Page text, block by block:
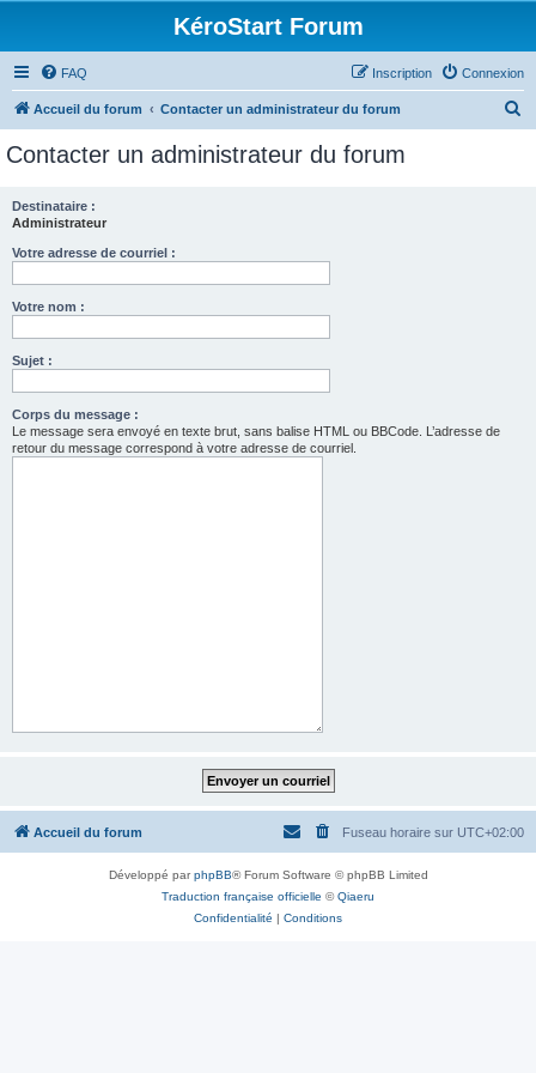
KéroStart Forum
FAQ Connexion
Inscription
Accueil du forum Contacter un administrateur du forum
Contacter un administrateur du forum
Destinataire :
Administrateur
Votre adresse de courriel :
Votre nom :
Sujet :
Corps du message :
Le message sera envoyé en texte brut, sans balise HTML ou BBCode. L’adresse de
retour du message correspond à votre adresse de courriel.
Accueil du forum Fuseau horaire sur UTC+02:00
Développé parphpBB® Forum Software © phpBB Limited
Traduction française officielle ©Qiaeru
Confidentialité | Conditions